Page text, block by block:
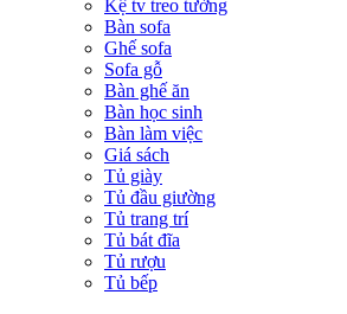
Kệ tv treo tường
Bàn sofa
Ghế sofa
Sofa gỗ
Bàn ghế ăn
Bàn học sinh
Bàn làm việc
Giá sách
Tủ giày
Tủ đầu giường
Tủ trang trí
Tủ bát đĩa
Tủ rượu
Tủ bếp